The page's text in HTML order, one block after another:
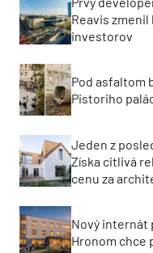
Reavis
investorov
Pod asfaltom
Pistoriho
Jeden z
Získa citlivá
cenu za
Nový internát
Hronom chce